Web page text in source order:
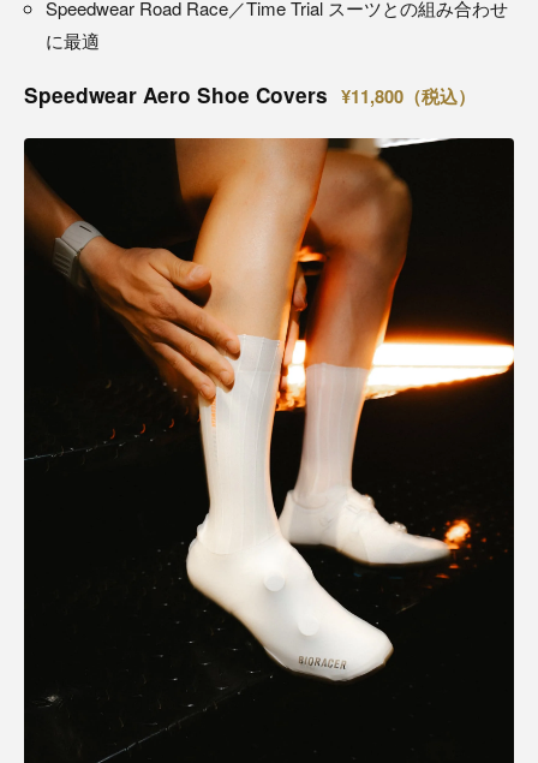
Speedwear Road Race／Time Trial スーツとの組み合わせ
に最適
Speedwear Aero Shoe Covers ¥11,800（税込）